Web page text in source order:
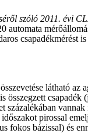
szóló 2011. évi
automata
csapadékmérést
látható az
összegzett
vannak
pirossal
fokos bázissal) és